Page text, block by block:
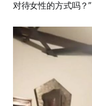
对待女性的方式吗？”